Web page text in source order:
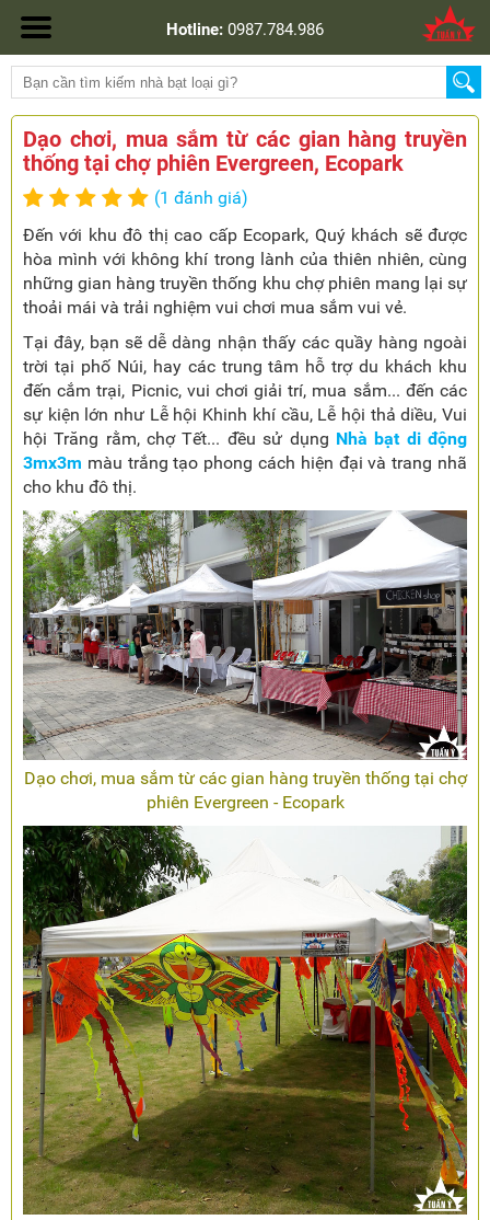
Hotline: 0987.784.986
Dạo chơi, mua sắm từ các gian hàng truyền
thống tại chợ phiên Evergreen, Ecopark
(1 đánh giá)
Đến với khu đô thị cao cấp Ecopark, Quý khách sẽ được
hòa mình với không khí trong lành của thiên nhiên, cùng
những gian hàng truyền thống khu chợ phiên mang lại sự
thoải mái và trải nghiệm vui chơi mua sắm vui vẻ.
Tại đây, bạn sẽ dễ dàng nhận thấy các quầy hàng ngoài
trời tại phố Núi, hay các trung tâm hỗ trợ du khách khu
đến cắm trại, Picnic, vui chơi giải trí, mua sắm... đến các
sự kiện lớn như Lễ hội Khinh khí cầu, Lễ hội thả diều, Vui
hội Trăng rằm, chợ Tết... đều sử dụng Nhà bạt di động
3mx3m màu trắng tạo phong cách hiện đại và trang nhã
cho khu đô thị.
Dạo chơi, mua sắm từ các gian hàng truyền thống tại chợ
phiên Evergreen - Ecopark